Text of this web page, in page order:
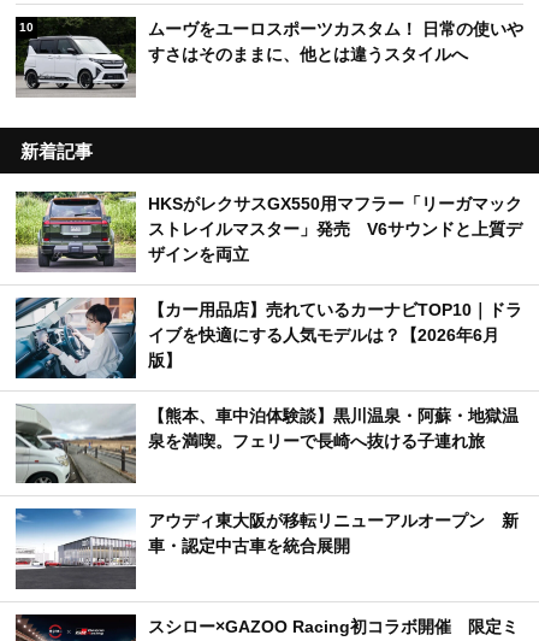
10
ムーヴをユーロスポーツカスタム！ 日常の使いや
すさはそのままに、他とは違うスタイルへ
新着記事
HKSがレクサスGX550用マフラー「リーガマック
ストレイルマスター」発売 V6サウンドと上質デ
ザインを両立
【カー用品店】売れているカーナビTOP10｜ドラ
イブを快適にする人気モデルは？【2026年6月
版】
【熊本、車中泊体験談】黒川温泉・阿蘇・地獄温
泉を満喫。フェリーで長崎へ抜ける子連れ旅
アウディ東大阪が移転リニューアルオープン 新
車・認定中古車を統合展開
スシロー×GAZOO Racing初コラボ開催 限定ミ